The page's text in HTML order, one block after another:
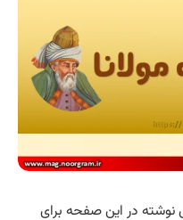
نوشته در این صفحه برای